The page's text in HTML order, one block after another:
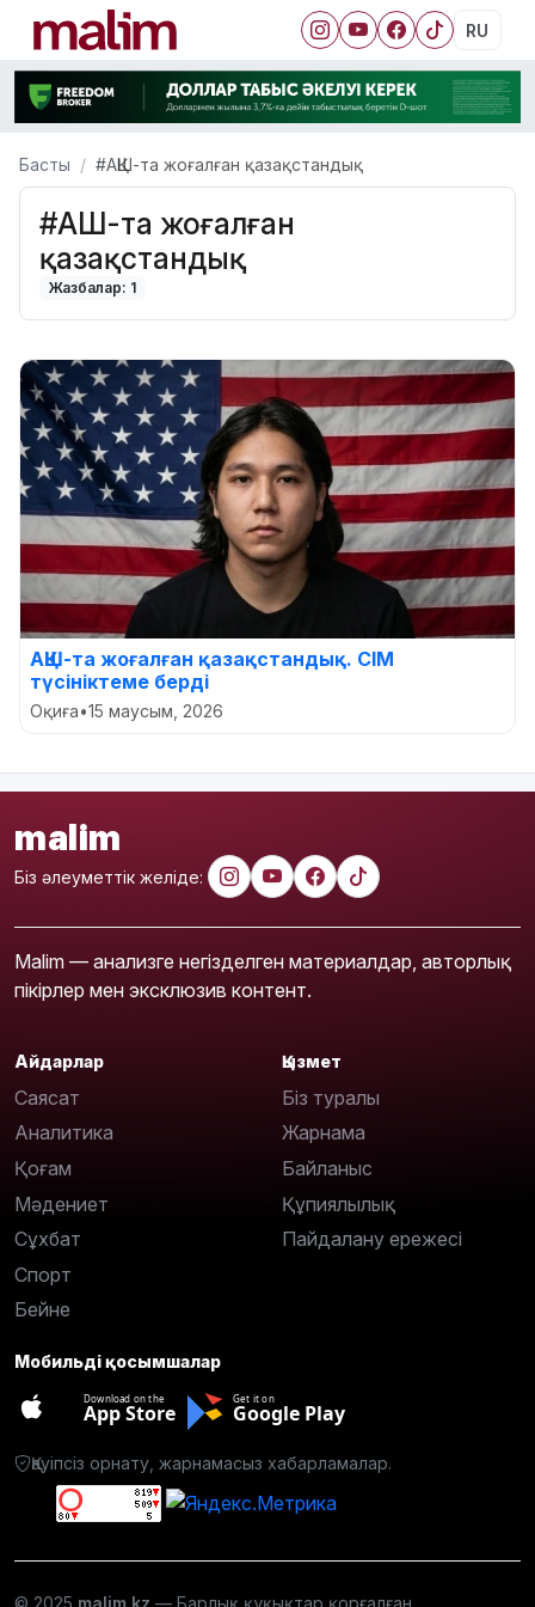
RU
Басты #АҚШ-та жоғалған қазақстандық
#АҚШ-та жоғалған
қазақстандық
Жазбалар: 1
АҚШ-та жоғалған қазақстандық. СІМ
түсініктеме берді
Оқиға•15 маусым, 2026
malim
Біз әлеуметтік желіде:
Malim — анализге негізделген материалдар, авторлық
пікірлер мен эксклюзив контент.
Айдарлар
Саясат
Аналитика
Қоғам
Мәдениет
Сұхбат
Спорт
Бейне
Қызмет
Біз туралы
Жарнама
Байланыс
Құпиялылық
Пайдалану ережесі
Мобильді қосымшалар
Download on the
App Store
Get it on
Google Play
Қауіпсіз орнату, жарнамасыз хабарламалар.
© 2025 malim.kz — Барлық құқықтар қорғалған.